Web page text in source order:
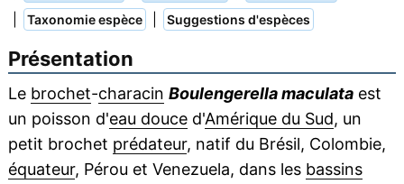
Taxonomie espèce Suggestions d'espèces
Présentation
Le brochet-characin Boulengerella maculataest
un poisson d'eau douced'Amérique du Sud, un
petit brochet prédateur, natif du Brésil, Colombie,
équateur, Pérou et Venezuela, dans les bassins